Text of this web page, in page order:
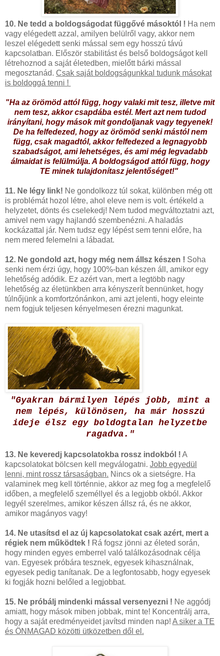
10. Ne tedd a boldogságodat függővé másoktól ! Ha nem
vagy elégedett azzal, amilyen belülről vagy, akkor nem
leszel elégedett senki mással sem egy hosszú távú
kapcsolatban. Először stabilitást és belső boldogságot kell
létrehoznod a saját életedben, mielőtt bárki mással
megosztanád. Csak saját boldogságunkkal tudunk másokat
is boldoggá tenni !
"Ha az örömöd attól függ, hogy valaki mit tesz, illetve mit
nem tesz, akkor csapdába estél. Mert azt nem tudod
irányítani, hogy mások mit gondoljanak vagy tegyenek!
De ha felfedezed, hogy az örömöd senki mástól nem
függ, csak magadtól, akkor felfedezed a legnagyobb
szabadságot, ami lehetséges, és ami még legvadabb
álmaidat is felülmúlja. A boldogságod attól függ, hogy
TE minek tulajdonítasz jelentőséget!"
11. Ne légy link! Ne gondolkozz túl sokat, különben még ott
is problémát hozol létre, ahol eleve nem is volt. értékeld a
helyzetet, dönts és cselekedj! Nem tudod megváltoztatni azt,
amivel nem vagy hajlandó szembenézni. A haladás
kockázattal jár. Nem tudsz egy lépést sem tenni előre, ha
nem mered felemelni a lábadat.
12. Ne gondold azt, hogy még nem állsz készen ! Soha
senki nem érzi úgy, hogy 100%-ban készen áll, amikor egy
lehetőség adódik. Ez azért van, mert a legtöbb nagy
lehetőség az életünkben arra kényszerít bennünket, hogy
túlnőjünk a komfortzónánkon, ami azt jelenti, hogy eleinte
nem fogjuk teljesen kényelmesen érezni magunkat.
"Gyakran bármilyen lépés jobb, mint a
nem lépés, különösen, ha már hosszú
ideje élsz egy boldogtalan helyzetbe
ragadva."
13. Ne keveredj kapcsolatokba rossz indokból ! A
kapcsolatokat bölcsen kell megválogatni. Jobb egyedül
lenni, mint rossz társaságban. Nincs ok a sietségre. Ha
valaminek meg kell történnie, akkor az meg fog a megfelelő
időben, a megfelelő személlyel és a legjobb okból. Akkor
legyél szerelmes, amikor készen állsz rá, és ne akkor,
amikor magányos vagy!
14. Ne utasítsd el az új kapcsolatokat csak azért, mert a
régiek nem működtek ! Rá fogsz jönni az életed során,
hogy minden egyes emberrel való találkozásodnak célja
van. Egyesek próbára tesznek, egyesek kihasználnak,
egyesek pedig tanítanak. De a legfontosabb, hogy egyesek
ki fogják hozni belőled a legjobbat.
15. Ne próbálj mindenki mással versenyezni ! Ne aggódj
amiatt, hogy mások miben jobbak, mint te! Koncentrálj arra,
hogy a saját eredményeidet javítsd minden nap! A siker a TE
és ÖNMAGAD közötti ütközetben dől el.